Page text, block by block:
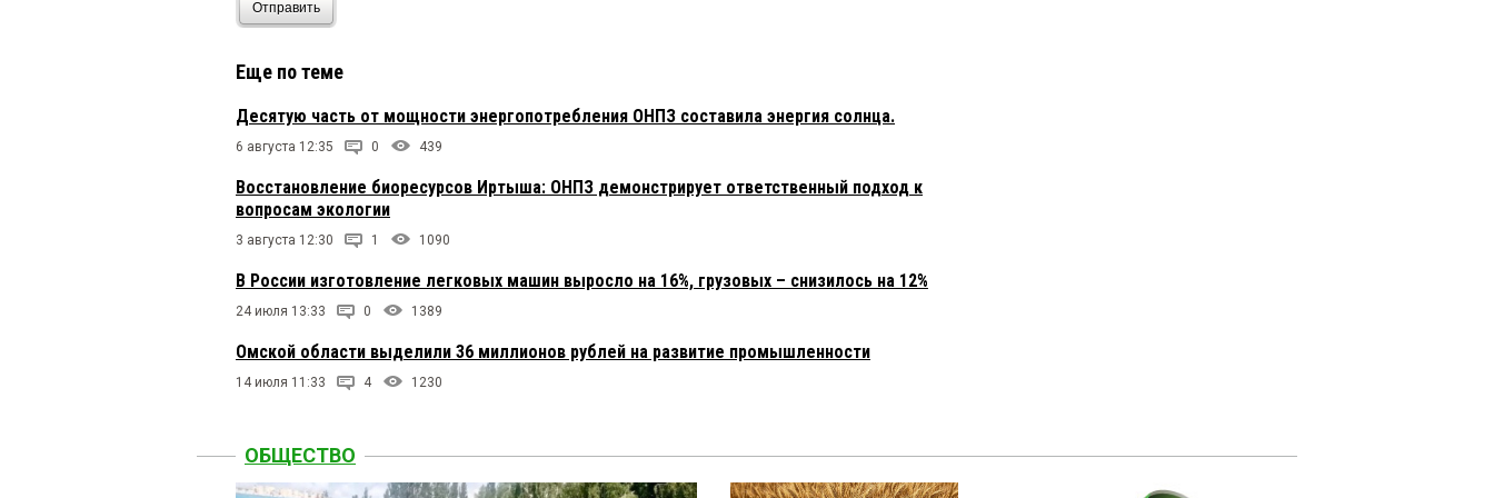
Отправить
Еще по теме
Десятую часть от мощности энергопотребления ОНПЗ составила энергия солнца.
6 августа 12:35 0 439
Восстановление биоресурсов Иртыша: ОНПЗ демонстрирует ответственный подход к
вопросам экологии
3 августа 12:30 1 1090
В России изготовление легковых машин выросло на 16%, грузовых – снизилось на 12%
24 июля 13:33 0 1389
Омской области выделили 36 миллионов рублей на развитие промышленности
14 июля 11:33 4 1230
ОБЩЕСТВО